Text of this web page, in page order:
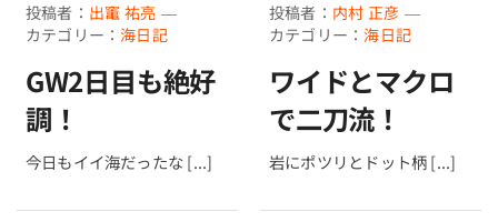
投稿者： 出竃 祐亮 —
カテゴリー：海日記
GW2日目も絶好
調！
今日もイイ海だったな [...]
投稿者： 内村 正彦 —
カテゴリー：海日記
ワイドとマクロ
で二刀流！
岩にポツリとドット柄 [...]